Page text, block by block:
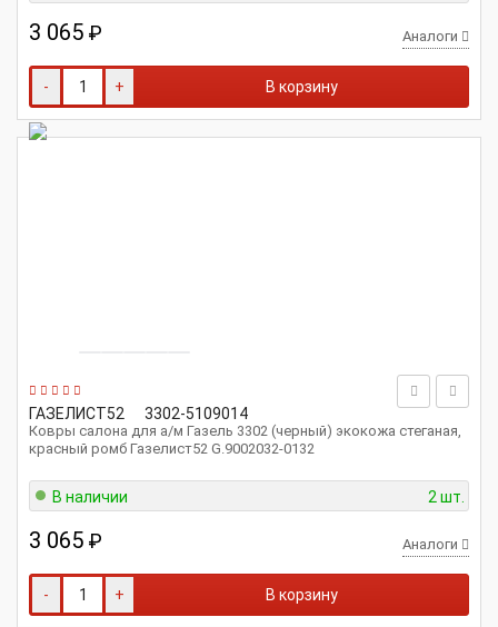
3 065 ₽ Аналоги
- + В корзину
ГАЗЕЛИСТ52 3302-5109014
Ковры салона для а/м Газель 3302 (черный) экокожа стеганая,
красный ромб Газелист52 G.9002032-0132
В наличии 2 шт.
3 065 ₽ Аналоги
- + В корзину